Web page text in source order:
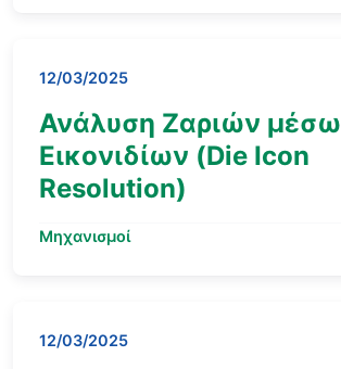
12/03/2025
Ανάλυση Ζαριών μέσω
Εικονιδίων (Die Icon
Resolution)
Μηχανισμοί
12/03/2025